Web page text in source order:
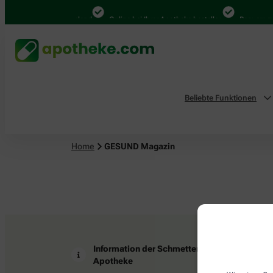
4.000 Mal in Deutschland Online bei Ihrer Apotheke bestellen Bequem
Beliebte Funktionen
Home GESUND Magazin
Information der Schmetterling
Apotheke